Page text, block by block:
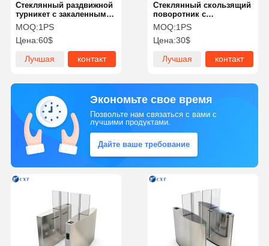
Стеклянный раздвижной
турникет с закаленным
стеклом и нержавеющей
сталью для режима
раздвижения и
интерфейсами RS485
TCP/IP
MOQ:1PS
Цена:60$
Лучшая
контакт
Стеклянный скользящий
поворотник с
напряжением AC220 и
закаленным стеклом из
нержавеющей стали для
безопасного контроля
доступа
MOQ:1PS
Цена:30$
Лучшая
контакт
Экономьте свое время
Позвольте нам связаться с вами с
лучшими продуктами.
Дайте ваше требование